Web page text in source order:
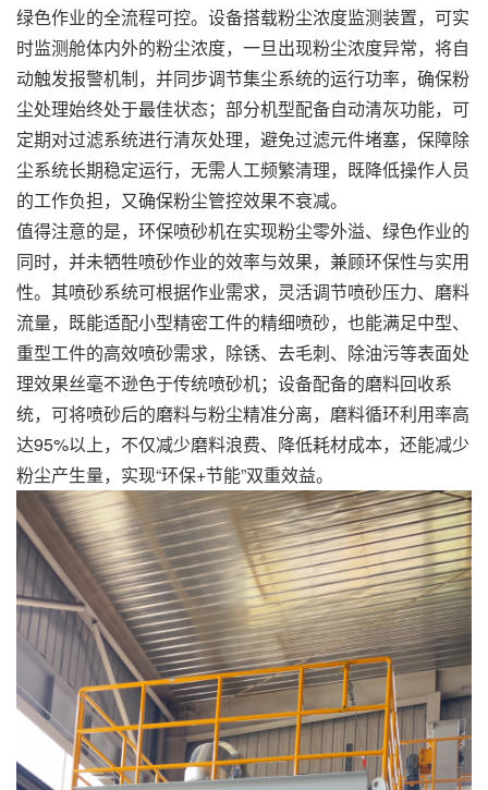
绿色作业的全流程可控。设备搭载粉尘浓度监测装置，可实
时监测舱体内外的粉尘浓度，一旦出现粉尘浓度异常，将自
动触发报警机制，并同步调节集尘系统的运行功率，确保粉
尘处理始终处于最佳状态；部分机型配备自动清灰功能，可
定期对过滤系统进行清灰处理，避免过滤元件堵塞，保障除
尘系统长期稳定运行，无需人工频繁清理，既降低操作人员
的工作负担，又确保粉尘管控效果不衰减。
值得注意的是，环保喷砂机在实现粉尘零外溢、绿色作业的
同时，并未牺牲喷砂作业的效率与效果，兼顾环保性与实用
性。其喷砂系统可根据作业需求，灵活调节喷砂压力、磨料
流量，既能适配小型精密工件的精细喷砂，也能满足中型、
重型工件的高效喷砂需求，除锈、去毛刺、除油污等表面处
理效果丝毫不逊色于传统喷砂机；设备配备的磨料回收系
统，可将喷砂后的磨料与粉尘精准分离，磨料循环利用率高
达95%以上，不仅减少磨料浪费、降低耗材成本，还能减少
粉尘产生量，实现“环保+节能”双重效益。